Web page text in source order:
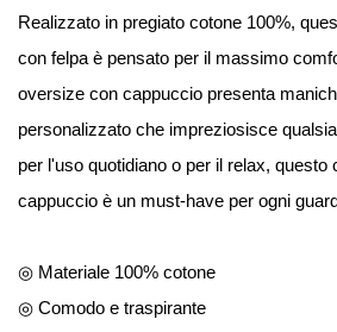
Realizzato in pregiato cotone 100%,
con felpa è pensato per il massimo
oversize con cappuccio presenta
personalizzato che impreziosisce
per l'uso quotidiano o per il relax, questo
cappuccio è un must-have per ogni
◎ Materiale 100% cotone
◎ Comodo e traspirante